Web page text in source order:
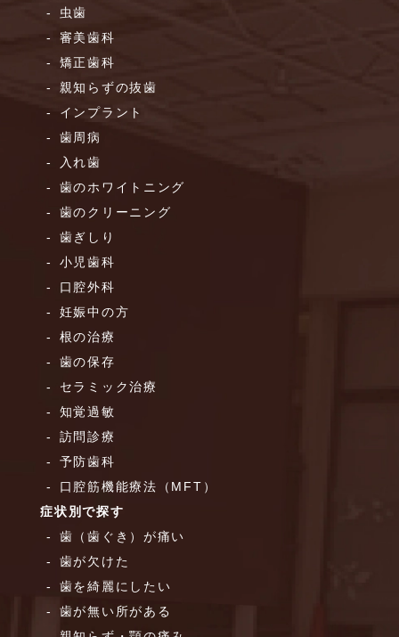
虫歯
審美歯科
矯正歯科
親知らずの抜歯
インプラント
歯周病
入れ歯
歯のホワイトニング
歯のクリーニング
歯ぎしり
小児歯科
口腔外科
妊娠中の方
根の治療
歯の保存
セラミック治療
知覚過敏
訪問診療
予防歯科
口腔筋機能療法（MFT）
症状別で探す
歯（歯ぐき）が痛い
歯が欠けた
歯を綺麗にしたい
歯が無い所がある